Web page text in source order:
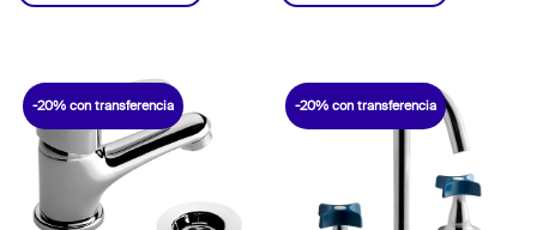
-20% con transferencia -20% con transferencia